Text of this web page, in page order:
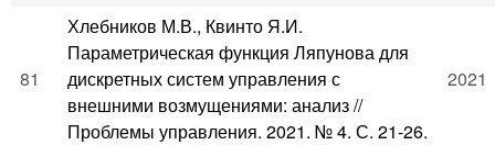
81
Хлебников М.В., Квинто Я.И.
Параметрическая функция Ляпунова для
дискретных систем управления с
внешними возмущениями: анализ //
Проблемы управления. 2021. № 4. С. 21-26.
2021